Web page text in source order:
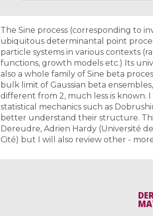
The Sine process (corresponding to
ubiquitous determinantal point
particle systems in various contexts
functions, growth models etc.) Its
also a whole family of Sine beta
bulk limit of Gaussian beta
different from 2, much less is known.
statistical mechanics such as
better understand their structure.
Dereudre, Adrien Hardy (Université
Cité) but I will also review other -